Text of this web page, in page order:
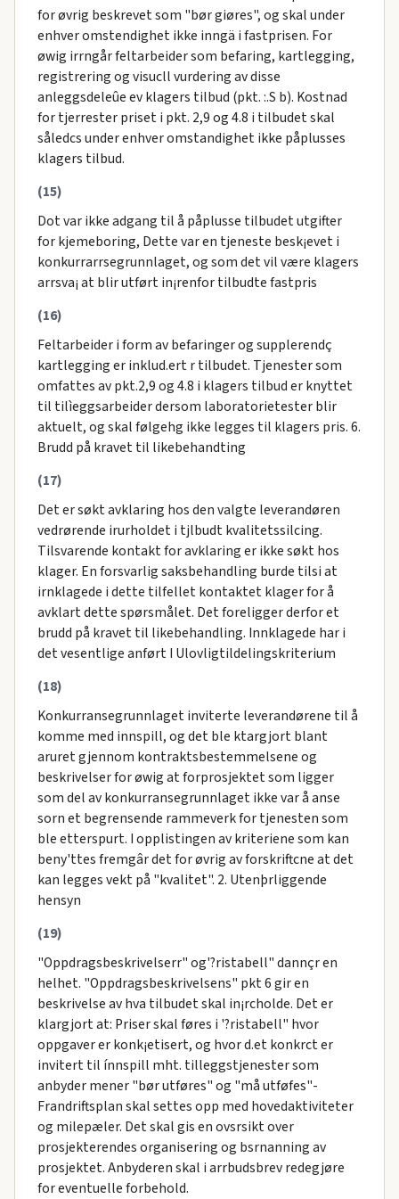
for øvrig beskrevet som "bør giøres", og skal under
enhver omstendighet ikke inngä i fastprisen. For
øwig irrngår feltarbeider som befaring, kartlegging,
registrering og visucll vurdering av disse
anleggsdeleûe ev klagers tilbud (pkt. :.S b). Kostnad
for tjerrester priset i pkt. 2,9 og 4.8 i tilbudet skal
såledcs under enhver omstandighet ikke påplusses
klagers tilbud.
(15)
Dot var ikke adgang til å påplusse tilbudet utgifter
for kjemeboring, Dette var en tjeneste besk¡evet i
konkurrarrsegrunnlaget, og som det vil være klagers
arrsva¡ at blir utført in¡renfor tilbudte fastpris
(16)
Feltarbeider i form av befaringer og supplerendç
kartlegging er inklud.ert r tilbudet. Tjenester som
omfattes av pkt.2,9 og 4.8 i klagers tilbud er knyttet
til tilìeggsarbeider dersom laboratorietester blir
aktuelt, og skal følgehg ikke legges til klagers pris. 6.
Brudd på kravet til likebehandting
(17)
Det er søkt avklaring hos den valgte leverandøren
vedrørende irurholdet i tjlbudt kvalitetssilcing.
Tilsvarende kontakt for avklaring er ikke søkt hos
klager. En forsvarlig saksbehandling burde tilsi at
irnklagede i dette tilfellet kontaktet klager for å
avklart dette spørsmålet. Det foreligger derfor et
brudd på kravet til likebehandling. Innklagede har i
det vesentlige anført I Ulovligtildelingskriterium
(18)
Konkurransegrunnlaget inviterte leverandørene til å
komme med innspill, og det ble ktargjort blant
aruret gjennom kontraktsbestemmelsene og
beskrivelser for øwig at forprosjektet som ligger
som del av konkurransegrunnlaget ikke var å anse
sorn et begrensende rammeverk for tjenesten som
ble etterspurt. I opplistingen av kriteriene som kan
beny'ttes fremgâr det for øvrig av forskriftcne at det
kan legges vekt på "kvalitet". 2. Utenþrliggende
hensyn
(19)
"Oppdragsbeskrivelserr" og'?ristabell" dannçr en
helhet. "Oppdragsbeskrivelsens" pkt 6 gir en
beskrivelse av hva tilbudet skal in¡rcholde. Det er
klargjort at: Priser skal føres i '?ristabell" hvor
oppgaver er konk¡etisert, og hvor d.et konkrct er
invitert til ínnspill mht. tilleggstjenester som
anbyder mener "bør utføres" og "må utføfes"-
Frandriftsplan skal settes opp med hovedaktiviteter
og milepæler. Det skal gis en ovsrsikt over
prosjekterendes organisering og bsrnanning av
prosjektet. Anbyderen skal i arrbudsbrev redegjøre
for eventuelle forbehold.